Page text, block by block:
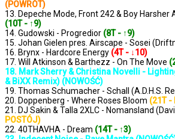
(POWRÓT)
13. Depeche Mode, Front 242 & Boy Harsher
(10T - ↑9)
14. Gudowski - Progredior (8T - ↑9)
15. Johan Gielen pres. Airscape - Sosei
16. Brynx - Hardcore Energy (4T - ↓10)
17. Will Atkinson & Barthezz - On The Move
18. Mark Sherry & Christina Novelli -
& BiXX Remix) (NOWOŚĆ)
19. Thomas Schumacher - Schall (A.D.H.S.
20. Doppenberg - Where Roses Bloom (21T -
21. DJ Sakin & Talla 2XLC - Nomansland
POSTÓJ)
22. 40THAVHA - Dream (14T - ↑3)